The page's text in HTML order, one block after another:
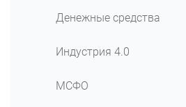
Денежные средства
средств
средств (БДДС)
Индустрия 4.0
Прогноз методом
МСФО